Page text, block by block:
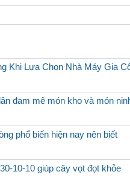
Khi Lựa Chọn Nhà Máy Gia
đam mê món kho và món
phổ biến hiện nay nên biết
10-10 giúp cây vọt đọt khỏe